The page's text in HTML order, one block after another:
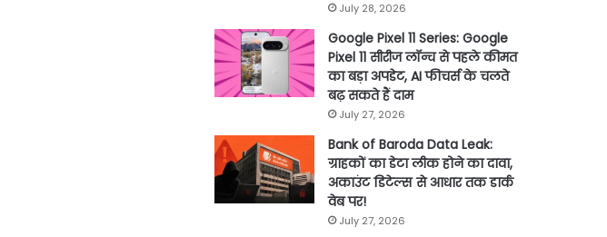
July 28, 2026
Google Pixel 11 Series: Google
Pixel 11 सीरीज लॉन्च से पहले कीमत
का बड़ा अपडेट, AI फीचर्स के चलते
बढ़ सकते हैं दाम
July 27, 2026
Bank of Baroda Data Leak:
ग्राहकों का डेटा लीक होने का दावा,
अकाउंट डिटेल्स से आधार तक डार्क
वेब पर!
July 27, 2026